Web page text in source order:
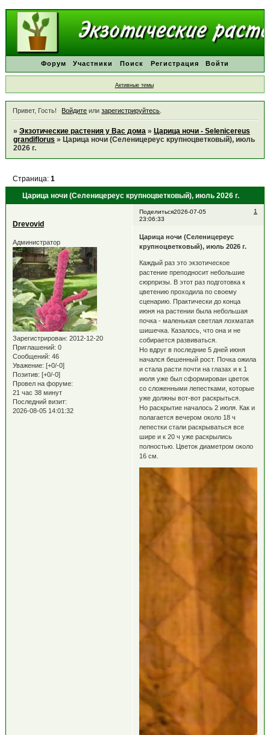
Форум Участники Поиск Регистрация Войти
Активные темы
Привет, Гость! Войдите илизарегистрируйтесь
»Экзотические растения у Вас дома » Царица ночи - Selenicereus
grandiflorus » Царица ночи (Селеницереус крупноцветковый), июль
2026 г.
Царица ночи (Селеницереус крупноцветковый), июль 2026 г.
Страница:1
Поделиться 1
2026-07-05
23:06:33
Drevovid
Администратор
Зарегистрирован: 2012-12-20
Приглашений: 0
Сообщений: 46
Уважение: [+0/-0]
Позитив: [+0/-0]
Провел на форуме:
21 час 38 минут
Последний визит:
2026-08-05 14:01:32
Царица ночи (Селеницереус
крупноцветковый), июль 2026 г.
Каждый раз это экзотическое
растение преподносит небольшие
сюрпризы. В этот раз подготовка к
цветению проходила по своему
сценарию. Практически до конца
июня на растении была небольшая
почка - маленькая светлая лохматая
шишечка. Казалось, что она и не
собирается развиваться.
Но вдруг в последние 5 дней июня
начался бешенный рост. Почка ожила
и стала расти почти на глазах и к 1
июля уже был сформирован цветок
со сложенными лепестками, которые
уже должны вот-вот раскрыться.
Но раскрытие началось 2 июля. Как и
полагается вечером около 18 ч
лепестки стали раскрываться все
шире и к 20 ч уже раскрылись
полностью. Цветок диаметром около
16 см.